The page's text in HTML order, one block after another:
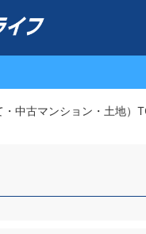
中古マンション・土地）